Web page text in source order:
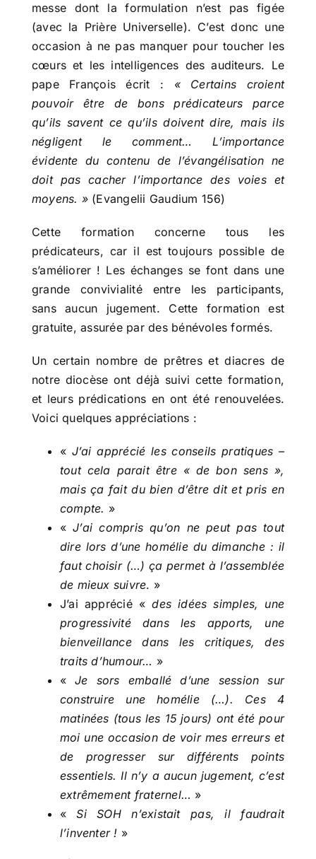
messe dont la formulation n’est pas figée
(avec la Prière Universelle). C’est donc une
occasion à ne pas manquer pour toucher les
cœurs et les intelligences des auditeurs. Le
pape François écrit : « Certains croient
pouvoir être de bons prédicateurs parce
qu’ils savent ce qu’ils doivent dire, mais ils
négligent le comment… L’importance
évidente du contenu de l’évangélisation ne
doit pas cacher l’importance des voies et
moyens. »(Evangelii Gaudium 156)
Cette formation concerne tous les
prédicateurs, car il est toujours possible de
s’améliorer ! Les échanges se font dans une
grande convivialité entre les participants,
sans aucun jugement. Cette formation est
gratuite, assurée par des bénévoles formés.
Un certain nombre de prêtres et diacres de
notre diocèse ont déjà suivi cette formation,
et leurs prédications en ont été renouvelées.
Voici quelques appréciations :
« J’ai apprécié les conseils pratiques –
tout cela parait être « de bon sens »,
mais ça fait du bien d’être dit et pris en
compte. »
«J’ai compris qu’on ne peut pas tout
dire lors d’une homélie du dimanche : il
faut choisir (…) ça permet à l’assemblée
de mieux suivre. »
J’ai apprécié «des idées simples, une
progressivité dans les apports, une
bienveillance dans les critiques, des
traits d’humour… »
«Je sors emballé d’une session sur
construire une homélie (…). Ces 4
matinées (tous les 15 jours) ont été pour
moi une occasion de voir mes erreurs et
de progresser sur différents points
essentiels. Il n’y a aucun jugement, c’est
extrêmement fraternel… »
«Si SOH n’existait pas, il faudrait
l’inventer ! »